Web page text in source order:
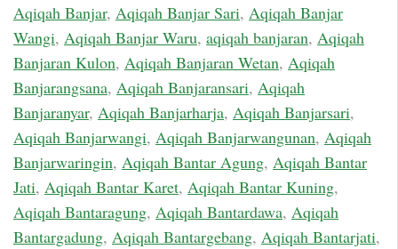
Aqiqah Banjar, Aqiqah Banjar Sari, Aqiqah Banjar
Wangi, Aqiqah Banjar Waru, aqiqah banjaran, Aqiqah
Banjaran Kulon, Aqiqah Banjaran Wetan, Aqiqah
Banjarangsana, Aqiqah Banjaransari, Aqiqah
Banjaranyar, Aqiqah Banjarharja, Aqiqah Banjarsari,
Aqiqah Banjarwangi, Aqiqah Banjarwangunan, Aqiqah
Banjarwaringin, Aqiqah Bantar Agung, Aqiqah Bantar
Jati, Aqiqah Bantar Karet, Aqiqah Bantar Kuning,
Aqiqah Bantaragung, Aqiqah Bantardawa, Aqiqah
Bantargadung, Aqiqah Bantargebang, Aqiqah Bantarjati,